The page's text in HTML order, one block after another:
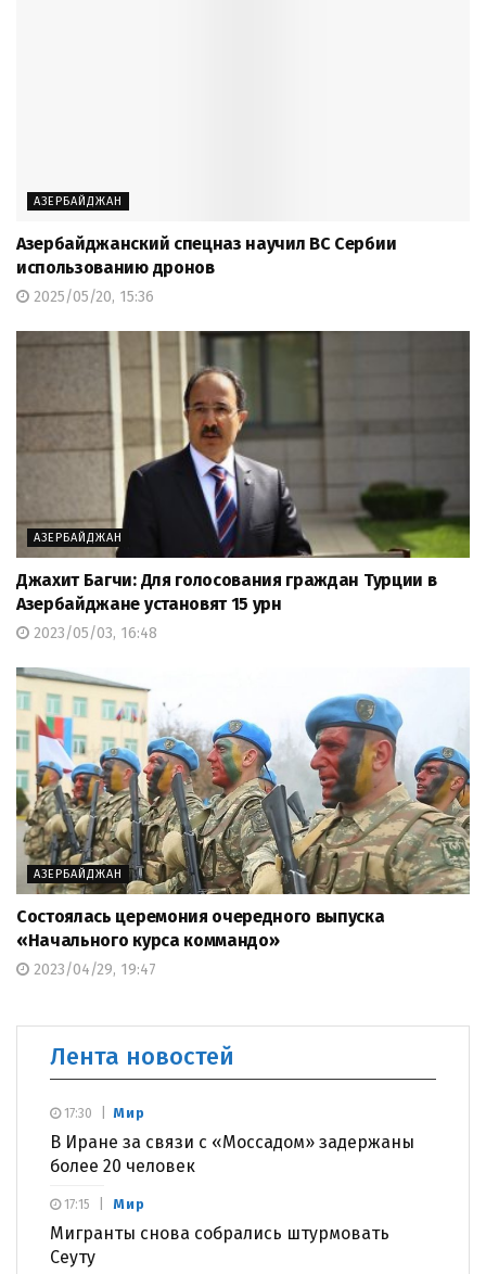
АЗЕРБАЙДЖАН
Азербайджанский спецназ научил ВС Сербии
использованию дронов
2025/05/20, 15:36
АЗЕРБАЙДЖАН
Джахит Багчи: Для голосования граждан Турции в
Азербайджане установят 15 урн
2023/05/03, 16:48
АЗЕРБАЙДЖАН
Состоялась церемония очередного выпуска
«Начального курса коммандо»
2023/04/29, 19:47
Лента новостей
Мир
В Иране за связи с «Моссадом» задержаны
более 20 человек
17:30
Мир
Мигранты снова собрались штурмовать
Сеуту
17:15